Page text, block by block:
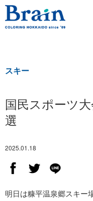
スキー
国民スポーツ
選
2025.01.18
明日は糠平温泉郷スキー